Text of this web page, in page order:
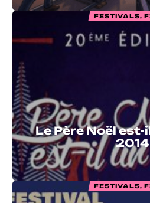
FESTIVALS,
Le Père Noël est-
2014
FESTIVALS,